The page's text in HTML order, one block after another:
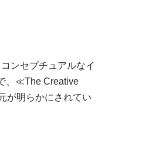
ンセプチュアルなイ
、≪The Creative
が明らかにされてい